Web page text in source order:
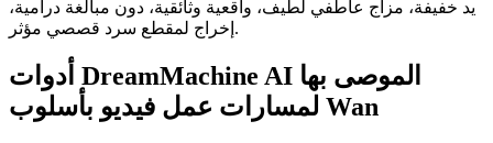
يد خفيفة، مزاج عاطفي لطيف، واقعية وثائقية، دون مبالغة درامية،
إخراج لمقطع سرد قصصي مؤثر.
أدوات DreamMachine AI الموصى بها
لمسارات عمل فيديو بأسلوب Wan